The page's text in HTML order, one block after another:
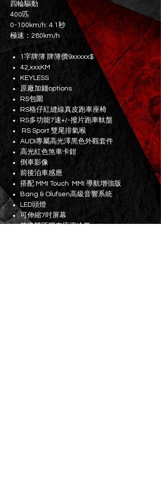
四輪驅動
400匹
0-100km/h: 4.1秒
極速：280km/h
1字牌簿 牌簿價9xxxxx$
42,xxxKM
KEYLESS
原廠加錢options
RS包圍
RS格仔紅縫線真皮跑車座椅
RS多功能7速+/-撥片跑車軚盤
RS Sport 雙尾排氣喉
AUDI專屬高光澤黑色外觀套件
高光紅色煞車卡鉗
倒車影像
前後泊車感應
搭配 MMI Touch MMI 導航增強版
Bang & Olufsen高級音響系統
LED頭燈
可伸縮7吋屏幕
前後雙區獨立恆溫冷氣